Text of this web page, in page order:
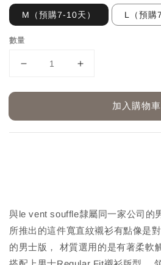
M（預購7-10天） L（預購
數量
加入購物車
與le vent souffle隸屬同一家公司的
所推出的這件寬直紋襯衫有點像是
的男士版， 材質選用的是有著柔軟